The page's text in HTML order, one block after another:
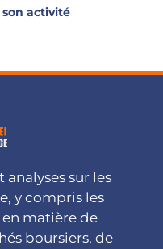
son activité
analyses sur les
y compris les
matière de
boursiers, de